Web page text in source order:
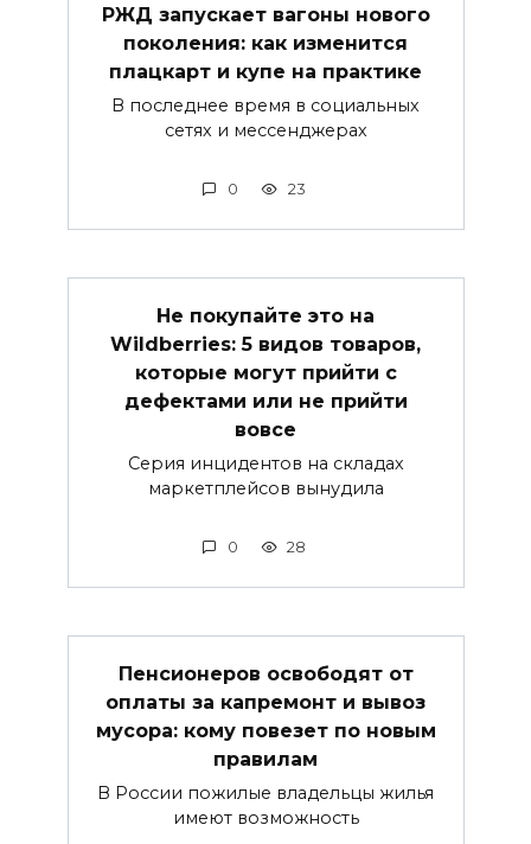
РЖД запускает вагоны нового
поколения: как изменится
плацкарт и купе на практике
В последнее время в социальных
сетях и мессенджерах
0 23
Не покупайте это на
Wildberries: 5 видов товаров,
которые могут прийти с
дефектами или не прийти
вовсе
Серия инцидентов на складах
маркетплейсов вынудила
0 28
Пенсионеров освободят от
оплаты за капремонт и вывоз
мусора: кому повезет по новым
правилам
В России пожилые владельцы жилья
имеют возможность